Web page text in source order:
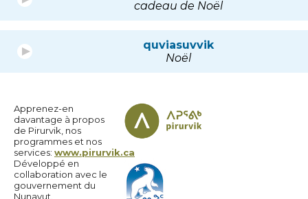
cadeau de Noël
quviasuvvik
Noël
Apprenez-en
davantage à propos
de Pirurvik, nos
programmes et nos
services: www.pirurvik.ca
Développé en
collaboration avec le
gouvernement du
Nunavut.